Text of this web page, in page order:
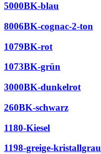
5000BK-blau
8006BK-cognac-2-ton
1079BK-rot
1073BK-grün
3000BK-dunkelrot
260BK-schwarz
1180-Kiesel
1198-greige-kristallgrau